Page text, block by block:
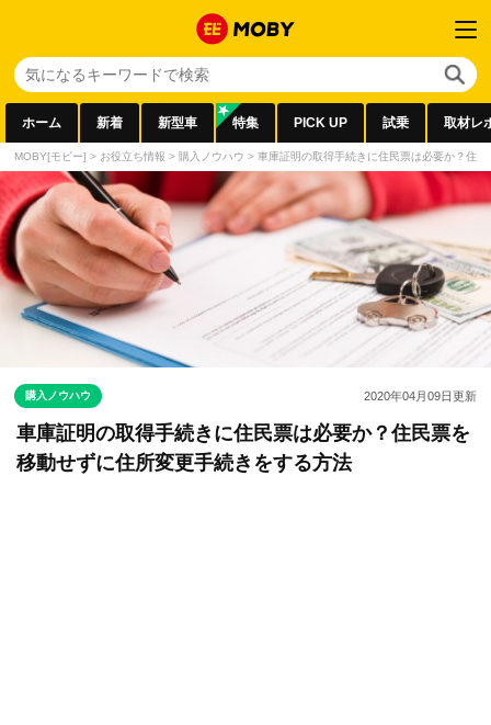
ホーム 新着 新型車 特集 PICK UP 試乗 取材レ
MOBY[モビー] > お役立ち情報 > 購入ノウハウ > 車庫証明の取得手続きに住民票は必要か？住
購入ノウハウ 2020年04月09日更新
車庫証明の取得手続きに住民票は必要か？住民票を
移動せずに住所変更手続きをする方法